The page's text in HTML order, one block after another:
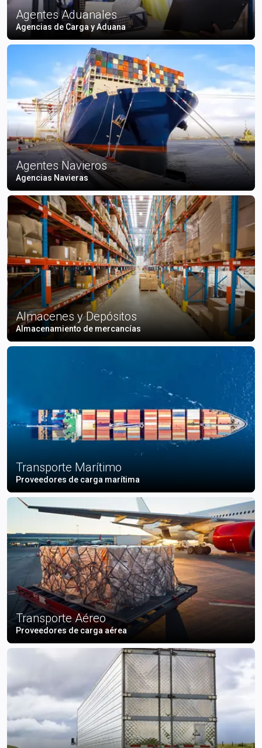
Agentes Aduanales
Agencias de Carga y Aduana
Agentes Navieros
Agencias Navieras
Almacenes y Depósitos
Almacenamiento de mercancías
Transporte Marítimo
Proveedores de carga marítima
Transporte Aéreo
Proveedores de carga aérea